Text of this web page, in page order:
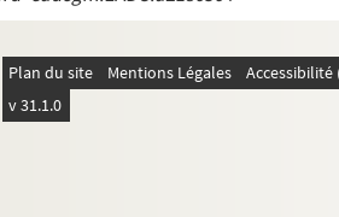
Plan du site Mentions Légales
v 31.1.0